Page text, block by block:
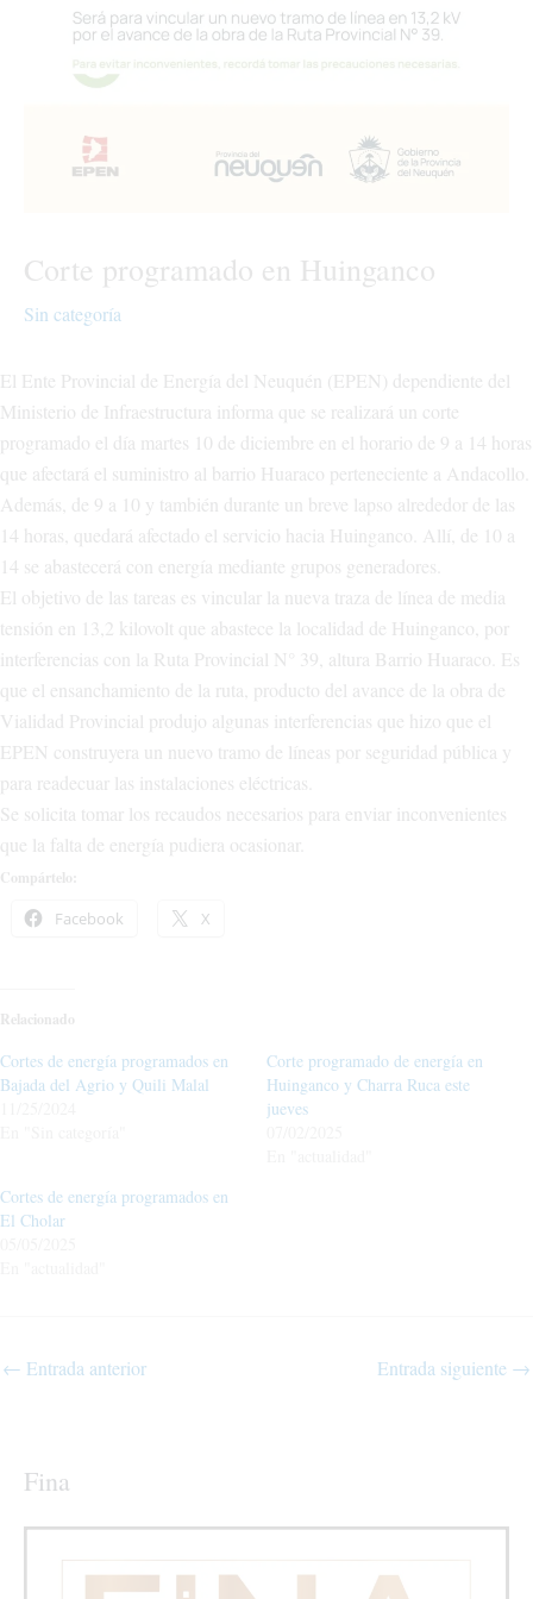
Corte programado en Huinganco
Sin categoría
El Ente Provincial de Energía del Neuquén (EPEN) dependiente del
Ministerio de Infraestructura informa que se realizará un corte
programado el día martes 10 de diciembre en el horario de 9 a 14 horas
que afectará el suministro al barrio Huaraco perteneciente a Andacollo.
Además, de 9 a 10 y también durante un breve lapso alrededor de las
14 horas, quedará afectado el servicio hacia Huinganco. Allí, de 10 a
14 se abastecerá con energía mediante grupos generadores.
El objetivo de las tareas es vincular la nueva traza de línea de media
tensión en 13,2 kilovolt que abastece la localidad de Huinganco, por
interferencias con la Ruta Provincial N° 39, altura Barrio Huaraco. Es
que el ensanchamiento de la ruta, producto del avance de la obra de
Vialidad Provincial produjo algunas interferencias que hizo que el
EPEN construyera un nuevo tramo de líneas por seguridad pública y
para readecuar las instalaciones eléctricas.
Se solicita tomar los recaudos necesarios para enviar inconvenientes
que la falta de energía pudiera ocasionar.
Compártelo:
Facebook X
Relacionado
Cortes de energía programados en
Bajada del Agrio y Quili Malal
Corte programado de energía en
Huinganco y Charra Ruca este
jueves
Cortes de energía programados en
El Cholar
← Entrada anterior Entrada siguiente →
Fina